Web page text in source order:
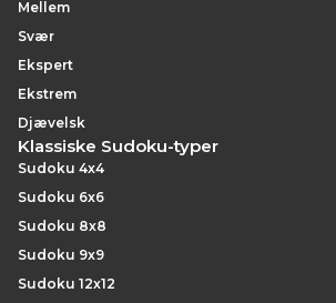
Mellem
Svær
Ekspert
Ekstrem
Djævelsk
Klassiske Sudoku-typer
Sudoku 4x4
Sudoku 6x6
Sudoku 8x8
Sudoku 9x9
Sudoku 12x12